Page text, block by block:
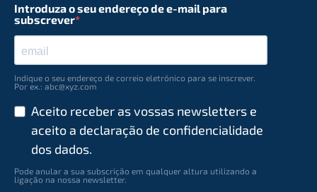
Introduza o seu endereço de e-mail para
subscrever
Indique o seu endereço de correio eletrónico para se inscrever.
Por ex.: abc@xyz.com
Aceito receber as vossas newsletters e
aceito a declaração de conﬁdencialidade
dos dados.
Pode anular a sua subscrição em qualquer altura utilizando a
ligação na nossa newsletter.